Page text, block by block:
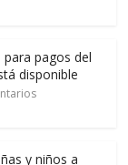
para pagos del
disponible
y niños a